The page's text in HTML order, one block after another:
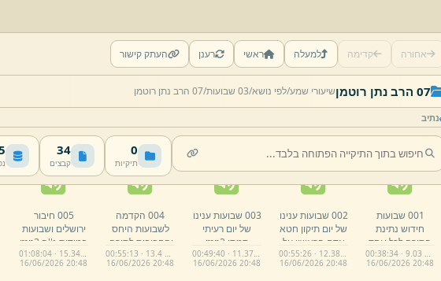
אחורה קדימה למעלה ראשי רענן העתק קישור
07 הרב נתן רוטמן שיעורי שמע/לפי נושא/03 שבועות/ 07 הרב נתן רוטמן
נתיב
0
תיקיות
34
קבצים
001 שבועות
חידוש נתינת
התורה לכל אחד
ואחד. mp3
00:38:34 · 9.03 MB
16/06/2026 20:48
002 שבועות ענינו
של יום תיקון חטא
אדם הראשון על
ידי רוממות ישראל
משפלות העולם
00:55:26 · 12.38 MB
16/06/2026 20:48
003 שבועות ענינו
של יום רעיתי
תמתי. mp3
00:49:40 · 11.37 MB
16/06/2026 20:48
004 הקדמה
לשבועות היחס
והחביבות לתורה.
mp3
00:55:13 · 13.4 MB
16/06/2026 20:48
005 חיבור
ירושלים ושבועות
במידות נ''ה. mp3
01:08:04 · 15.34 MB
16/06/2026 20:48